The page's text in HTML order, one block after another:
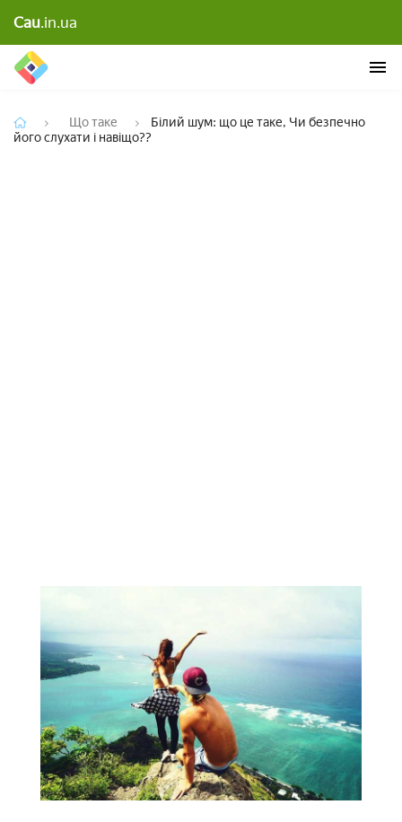
Cau.in.uaслухати і навіщо??
Що таке
Білий шум: що це таке, Чи безпечно
його слухати і навіщо??